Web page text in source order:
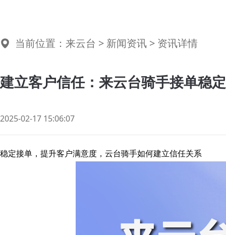
当前位置： 来云台 > 新闻资讯 > 资讯详情
建立客户信任：来云台骑手接单稳
2025-02-17 15:06:07
稳定接单，提升客户满意度，云台骑手如何建立信任关系